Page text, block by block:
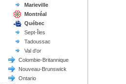
Marieville
Montréal
Québec
Sept-Îles
Tadoussac
Val d'or
Colombie-Britannique
Nouveau-Brunswick
Ontario